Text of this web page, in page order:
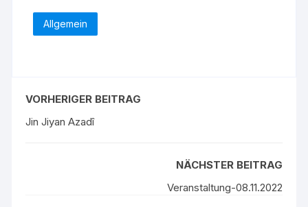
Allgemein
VORHERIGER BEITRAG
Jin Jiyan Azadî
NÄCHSTER BEITRAG
Veranstaltung-08.11.2022